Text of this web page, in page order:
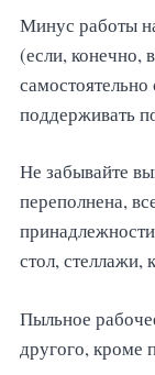
Минус работы
(если, конечно,
поддерживать
Не забывайте
переполнена,
стол, стеллажи,
Пыльное
другого, кроме